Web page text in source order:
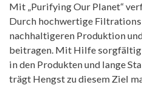
Mit „Purifying Our Planet“
Durch hochwertige
nachhaltigeren Produktion
beitragen. Mit Hilfe
in den Produkten und lange
trägt Hengst zu diesem Ziel